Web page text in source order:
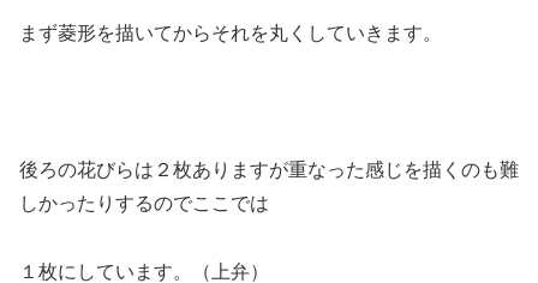
まず菱形を描いてからそれを丸くしていきます。
後ろの花びらは２枚ありますが重なった感じを描くのも難
しかったりするのでここでは
１枚にしています。（上弁）